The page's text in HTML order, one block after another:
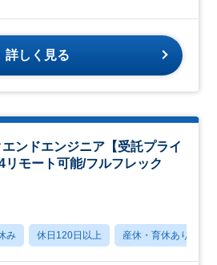
詳しく見る
エンドエンジニア【受託プライ
モート可能/フルフレック
み 休日120日以上 産休・育休あり